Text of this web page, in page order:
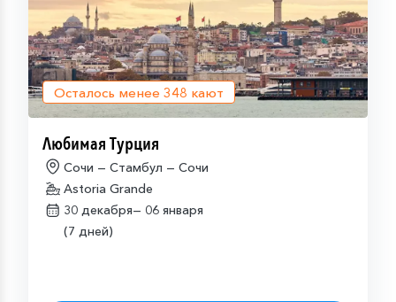
Осталось менее 348 кают
Любимая Турция
Сочи — Стамбул — Сочи
Astoria Grande
30 декабря— 06 января
(7 дней)